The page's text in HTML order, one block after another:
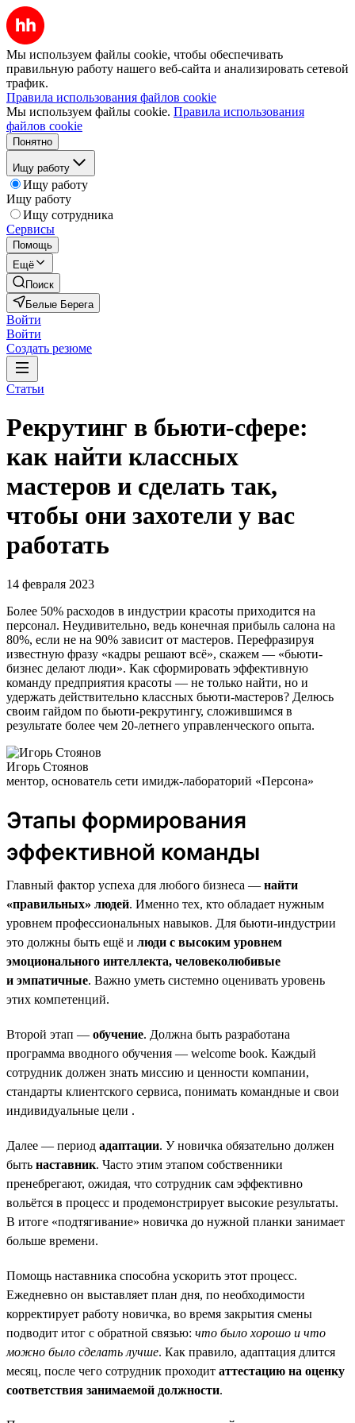
Мы используем файлы cookie, чтобы обеспечивать
правильную работу нашего веб-сайта и анализировать сетевой
трафик.
Правила использования файлов cookie
Мы используем файлы cookie. Правила использования
файлов cookie
Понятно
Ищу работу
Ищу работу
Ищу работу
Ищу сотрудника
Сервисы
Помощь
Ещё
Поиск
Белые Берега
Войти
Войти
Создать резюме
Статьи
Рекрутинг в бьюти-сфере:
как найти классных
мастеров и сделать так,
чтобы они захотели у вас
работать
14 февраля 2023
Более 50% расходов в индустрии красоты приходится на
персонал. Неудивительно, ведь конечная прибыль салона на
80%, если не на 90% зависит от мастеров. Перефразируя
известную фразу «кадры решают всё», скажем — «бьюти-
бизнес делают люди». Как сформировать эффективную
команду предприятия красоты — не только найти, но и
удержать действительно классных бьюти-мастеров? Делюсь
своим гайдом по бьюти-рекрутингу, сложившимся в
результате более чем 20-летнего управленческого опыта.
Игорь Стоянов
ментор, основатель сети имидж-лабораторий «Персона»
Этапы формирования
эффективной команды
Главный фактор успеха для любого бизнеса — найти
«правильных» людей. Именно тех, кто обладает нужным
уровнем профессиональных навыков. Для бьюти-индустрии
это должны быть ещё и люди с высоким уровнем
эмоционального интеллекта, человеколюбивые
и эмпатичные. Важно уметь системно оценивать уровень
этих компетенций.
Второй этап — обучение. Должна быть разработана
программа вводного обучения — welcome book. Каждый
сотрудник должен знать миссию и ценности компании,
стандарты клиентского сервиса, понимать командные и свои
индивидуальные цели .
Далее — период адаптации. У новичка обязательно должен
быть наставник. Часто этим этапом собственники
пренебрегают, ожидая, что сотрудник сам эффективно
вольётся в процесс и продемонстрирует высокие результаты.
В итоге «подтягивание» новичка до нужной планки занимает
больше времени.
Помощь наставника способна ускорить этот процесс.
Ежедневно он выставляет план дня, по необходимости
корректирует работу новичка, во время закрытия смены
подводит итог с обратной связью: что было хорошо и что
можно было сделать лучше. Как правило, адаптация длится
месяц, после чего сотрудник проходит аттестацию на оценку
соответствия занимаемой должности.